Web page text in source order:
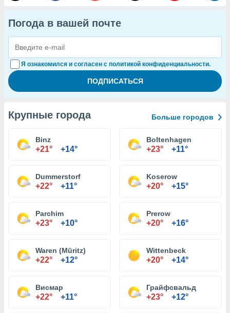
Погода в вашей почте
Я ознакомился и согласен с политикой конфиденциальности.
Крупные города Больше городов
Binz
+21° +14°
Boltenhagen
+23° +11°
Dummerstorf
+22° +11°
Koserow
+20° +15°
Parchim
+23° +10°
Prerow
+20° +16°
Waren (Müritz)
+22° +12°
Wittenbeck
+20° +14°
Висмар
+22° +11°
Грайфсвальд
+23° +12°